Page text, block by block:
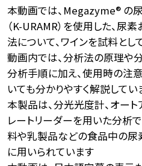
本動画では、Megazyme® の
（K-URAMR）を使用した、尿
法について、ワインを試料とし
動画内では、分析法の原理や
分析手順に加え、使用時の注
いても分かりやすく解説してい
本製品は、分光光度計、オート
レートリーダーを用いた分析
料や乳製品などの食品中の尿
に用いられています